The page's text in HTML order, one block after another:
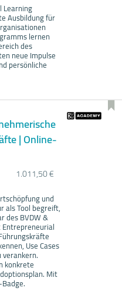
Learning
Ausbildung für
lernen
des
neue Impulse
persönliche
| Online-
1.011,50 €
und
als Tool begreift,
des BVDW &
Use Cases
konkrete
Mit